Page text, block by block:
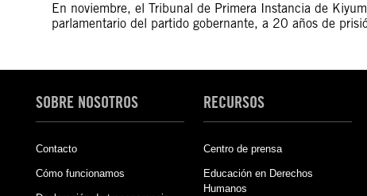
En noviembre, el Tribunal de Primera Instancia de
parlamentario del partido gobernante, a 20 años de
SOBRE NOSOTROS
Contacto
Cómo funcionamos
RECURSOS
Centro de prensa
Educación en Derechos
Humanos